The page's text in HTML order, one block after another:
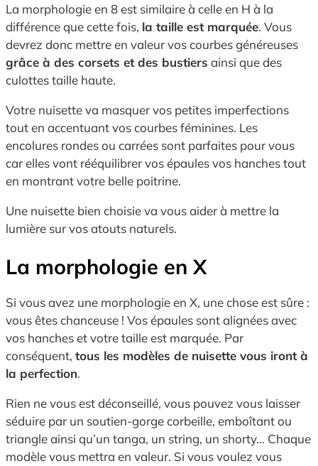
La morphologie en 8 est similaire à celle en H à la
différence que cette fois, la taille est marquée. Vous
devrez donc mettre en valeur vos courbes généreuses
grâce à des corsets et des bustiers ainsi que des
culottes taille haute.
Votre nuisette va masquer vos petites imperfections
tout en accentuant vos courbes féminines. Les
encolures rondes ou carrées sont parfaites pour vous
car elles vont rééquilibrer vos épaules vos hanches tout
en montrant votre belle poitrine.
Une nuisette bien choisie va vous aider à mettre la
lumière sur vos atouts naturels.
La morphologie en X
Si vous avez une morphologie en X, une chose est sûre :
vous êtes chanceuse ! Vos épaules sont alignées avec
vos hanches et votre taille est marquée. Par
conséquent, tous les modèles de nuisette vous iront à
la perfection.
Rien ne vous est déconseillé, vous pouvez vous laisser
séduire par un soutien-gorge corbeille, emboîtant ou
triangle ainsi qu’un tanga, un string, un shorty… Chaque
modèle vous mettra en valeur. Si vous voulez vous